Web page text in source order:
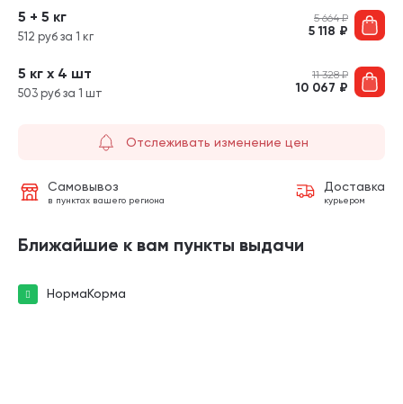
5 + 5 кг
512 руб за 1 кг
5 664₽
5 118 ₽
5 кг х 4 шт
503 руб за 1 шт
11 328₽
10 067 ₽
Отслеживать изменение цен
Самовывоз
в пунктах вашего региона
Доставка
курьером
Ближайшие к вам пункты выдачи
НормаКорма